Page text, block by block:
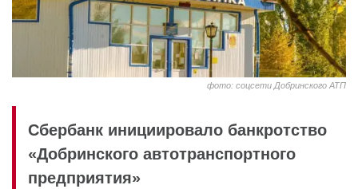
фото: соцсети Добринского АТП
Сбербанк инициировало банкротство
«Добринского автотранспортного
предприятия»